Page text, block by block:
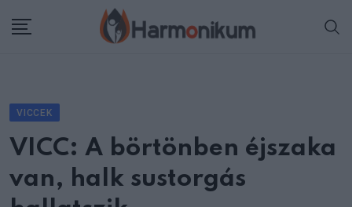
VICCEK
VICC: A börtönben éjszaka
van, halk sustorgás